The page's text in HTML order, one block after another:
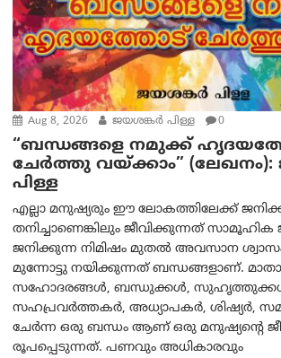
Aug 8, 2026 ജയശങ്കര്‍ പിള്ള 0
“ബന്ധങ്ങളെ നമുക്ക്
ചേർത്തു വയ്ക്കാം”
പിള്ള
എല്ലാ മനുഷ്യരും ഈ ലോകത്തിലേക്ക്
തനിച്ചാണെങ്കിലും ജീവിക്കുന്നത് സാമൂഹിക
ജനിക്കുന്ന നിമിഷം മുതൽ അവസാന
മുന്നോട്ടു നയിക്കുന്നത് ബന്ധങ്ങളാണ്.
സഹോദരങ്ങൾ, ബന്ധുക്കൾ,
സഹപ്രവർത്തകർ, അധ്യാപകർ, ശിഷ്യർ,
ചേർന്ന ഒരു ബന്ധം ആണ് ഒരു മനുഷ്യന്റെ
രൂപപ്പെടുന്നത്. പണവും അധികാരവും